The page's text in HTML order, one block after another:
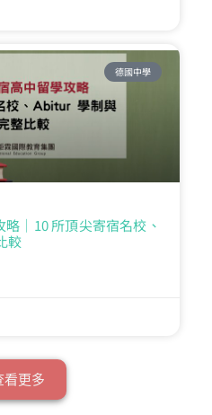
德國中學
｜10 所頂尖寄宿名校、
較
看更多